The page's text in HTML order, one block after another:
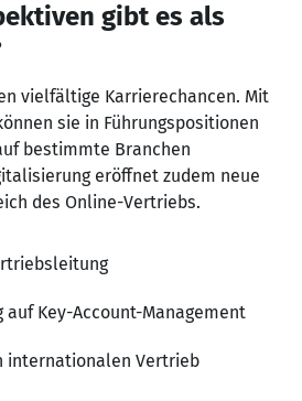
gibt es als
vielfältige Karrierechancen. Mit
sie in Führungspositionen
bestimmte Branchen
eröffnet zudem neue
des Online-Vertriebs.
auf Key-Account-Management
internationalen Vertrieb